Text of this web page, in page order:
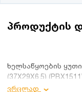
პროდუქტის
ხელსაწყოების
(37X29X6.5)
ვრცლად